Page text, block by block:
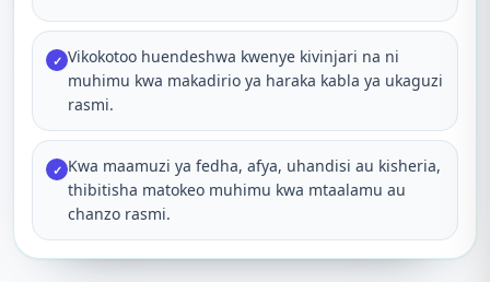
✓ Vikokotoo huendeshwa kwenye kivinjari na ni
muhimu kwa makadirio ya haraka kabla ya ukaguzi
rasmi.
✓ Kwa maamuzi ya fedha, afya, uhandisi au kisheria,
thibitisha matokeo muhimu kwa mtaalamu au
chanzo rasmi.